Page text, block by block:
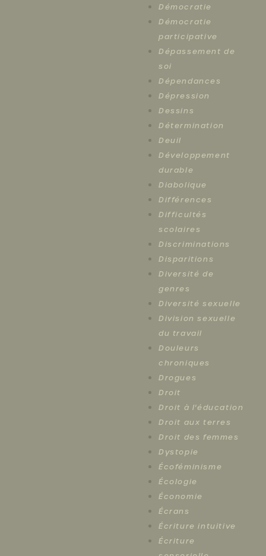
Démocratie
Démocratie
participative
Dépassement de
soi
Dépendances
Dépression
Dessins
Détermination
Deuil
Développement
durable
Diabolique
Différences
Difficultés
scolaires
Discriminations
Disparitions
Diversité de
genres
Diversité sexuelle
Division sexuelle
du travail
Douleurs
chroniques
Drogues
Droit
Droit à l'éducation
Droit aux terres
Droit des femmes
Dystopie
Écoféminisme
Écologie
Économie
Écrans
Écriture intuitive
Écriture